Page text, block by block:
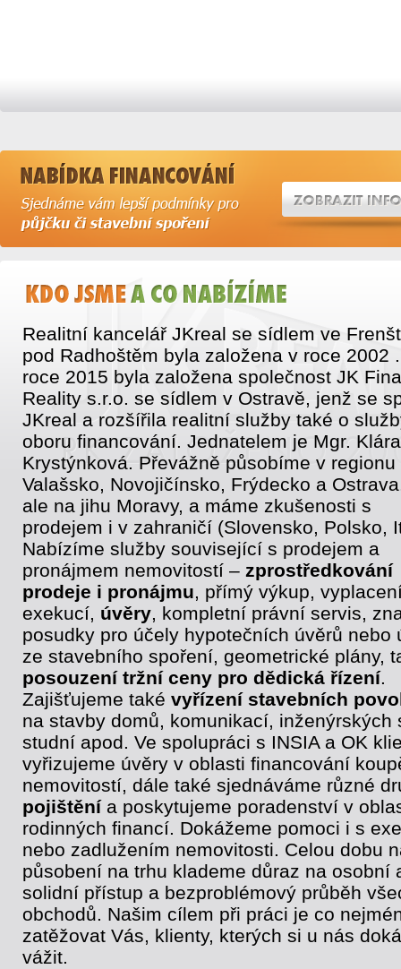
Realitní kancelář JKreal se sídlem ve
pod Radhoštěm byla založena v roce 2002
roce 2015 byla založena společnost JK
Reality s.r.o. se sídlem v Ostravě, jenž se
JKreal a rozšířila realitní služby také o
oboru financování. Jednatelem je Mgr. Klára
Krystýnková. Převážně působíme v regionu
Valašsko, Novojičínsko, Frýdecko a
ale na jihu Moravy, a máme zkušenosti s
prodejem i v zahraničí (Slovensko, Polsko,
Nabízíme služby související s prodejem a
pronájmem nemovitostí – zprostředkování
prodeje i pronájmu, přímý výkup,
exekucí, úvěry, kompletní právní servis,
posudky pro účely hypotečních úvěrů nebo
ze stavebního spoření, geometrické plány,
posouzení tržní ceny pro dědická řízení.
Zajišťujeme také vyřízení stavebních
na stavby domů, komunikací, inženýrských
studní apod. Ve spolupráci s INSIA a OK
vyřizujeme úvěry v oblasti financování
nemovitostí, dále také sjednáváme různé
pojištěnía poskytujeme poradenství v
rodinných financí. Dokážeme pomoci i s
nebo zadlužením nemovitosti. Celou dobu
působení na trhu klademe důraz na osobní
solidní přístup a bezproblémový průběh
obchodů. Našim cílem při práci je co
zatěžovat Vás, klienty, kterých si u nás
vážit.